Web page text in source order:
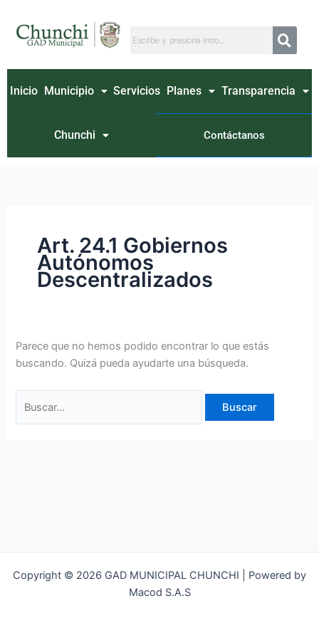
contenido
Inicio Municipio Servicios Planes Transparencia
Chunchi Contáctanos
Art. 24.1 Gobiernos
Autónomos
Descentralizados
Parece que no hemos podido encontrar lo que estás
buscando. Quizá pueda ayudarte una búsqueda.
por:
Copyright © 2026 GAD MUNICIPAL CHUNCHI | Powered by
Macod S.A.S